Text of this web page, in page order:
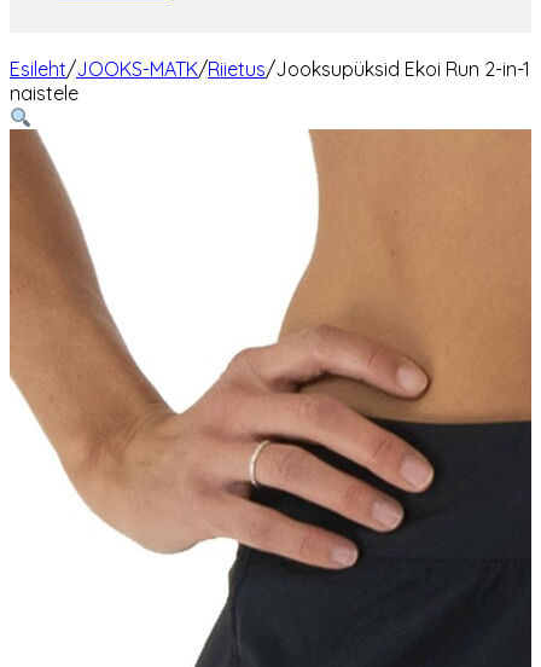
Esileht/JOOKS-MATK/Riietus/Jooksupüksid Ekoi Run 2-in-1
naistele